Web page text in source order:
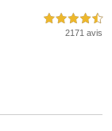
4,5 étoiles sur 5
2171 avis